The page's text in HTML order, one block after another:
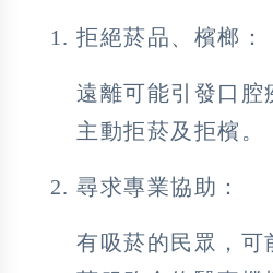
拒絕菸品、檳榔：
遠離可能引發口腔
主動拒菸及拒檳。
尋求專業協助：
有吸菸的民眾，可